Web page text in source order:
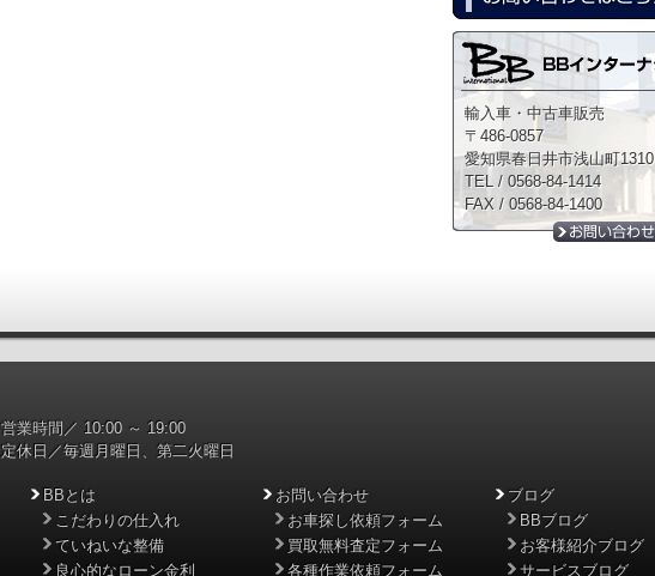
輸入車・中古車販売
〒486-0857
愛知県春日井市浅山町1310
TEL / 0568-84-1414
FAX / 0568-84-1400
営業時間／ 10:00 ～ 19:00
定休日／毎週月曜日、第二火曜日
BBとは
こだわりの仕入れ
ていねいな整備
良心的なローン金利
お問い合わせ
お車探し依頼フォーム
買取無料査定フォーム
各種作業依頼フォーム
ブログ
BBブログ
お客様紹介ブログ
サービスブログ